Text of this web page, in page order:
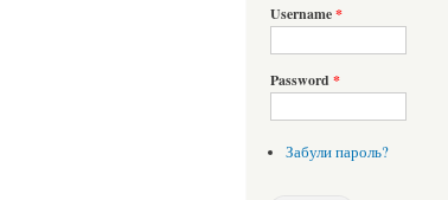
Username*
Password *
Забули пароль?